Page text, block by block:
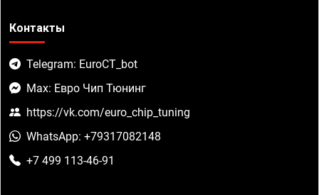
Контакты
Telegram: EuroCT_bot
Max: Евро Чип Тюнинг
https://vk.com/euro_chip_tuning
WhatsApp: +79317082148
+7 499 113-46-91